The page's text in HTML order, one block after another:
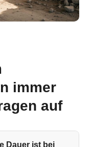
immer
auf
Dauer ist bei